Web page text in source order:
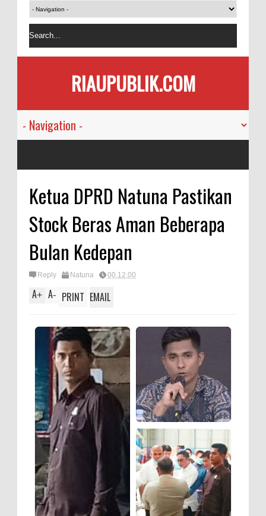
RIAUPUBLIK.COM
Ketua DPRD Natuna Pastikan
Stock Beras Aman Beberapa
Bulan Kedepan
Reply Natuna 00.12.00
A+ A- PRINT EMAIL